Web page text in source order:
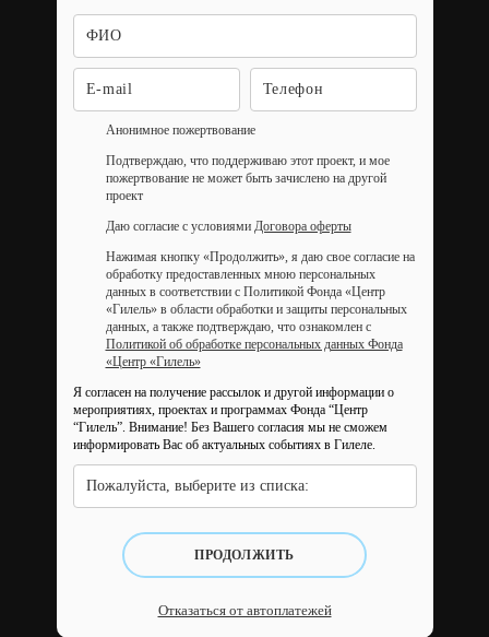
Анонимное пожертвование
Подтверждаю, что поддерживаю этот проект, и мое
пожертвование не может быть зачислено на другой
проект
Даю согласие с условиями Договора оферты
Нажимая кнопку «Продолжить», я даю свое согласие на
обработку предоставленных мною персональных
данных в соответствии с Политикой Фонда «Центр
«Гилель» в области обработки и защиты персональных
данных, а также подтверждаю, что ознакомлен с
Политикой об обработке персональных данных Фонда
«Центр «Гилель»
Я согласен на получение рассылок и другой информации о
мероприятиях, проектах и программах Фонда “Центр
“Гилель”. Внимание! Без Вашего согласия мы не сможем
информировать Вас об актуальных событиях в Гилеле.
Пожалуйста, выберите из списка:
ПРОДОЛЖИТЬ
Отказаться от автоплатежей